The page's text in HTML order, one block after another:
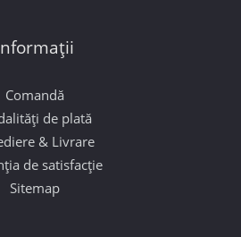
Comandă
de plată
& Livrare
de satisfacție
Sitemap